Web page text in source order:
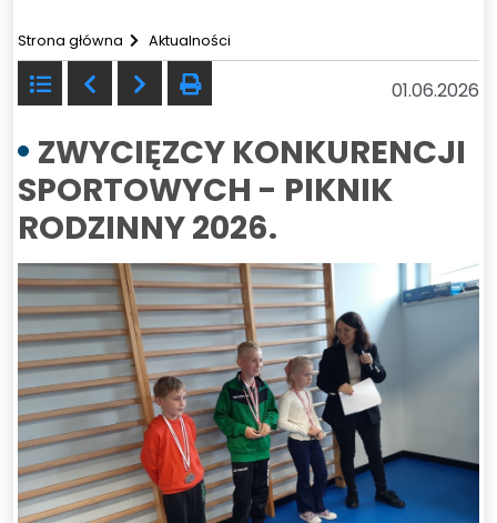
Strona główna Aktualności
Powrót
do
listy
Poprzedni
Następny
drukuj 01.06.2026
ZWYCIĘZCY KONKURENCJI
SPORTOWYCH - PIKNIK
RODZINNY 2026.